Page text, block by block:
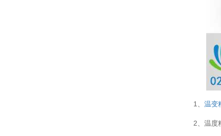
1、温变
2、温度